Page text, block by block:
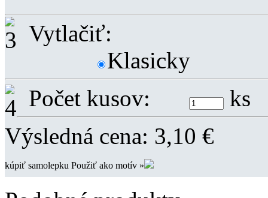
Vytlačiť:
Klasicky
Počet kusov:
ks
Výsledná cena: 3,10 €
kúpiť samolepku Použiť ako motív »